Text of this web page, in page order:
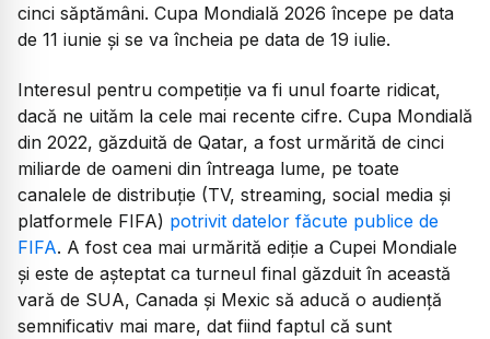
cinci săptămâni. Cupa Mondială 2026 începe pe data
de 11 iunie și se va încheia pe data de 19 iulie.
Interesul pentru competiție va fi unul foarte ridicat,
dacă ne uităm la cele mai recente cifre. Cupa Mondială
din 2022, găzduită de Qatar, a fost urmărită de cinci
miliarde de oameni din întreaga lume, pe toate
canalele de distribuție (TV, streaming, social media și
platformele FIFA) potrivit datelor făcute publice de
FIFA. A fost cea mai urmărită ediție a Cupei Mondiale
și este de așteptat ca turneul final găzduit în această
vară de SUA, Canada și Mexic să aducă o audiență
semnificativ mai mare, dat fiind faptul că sunt